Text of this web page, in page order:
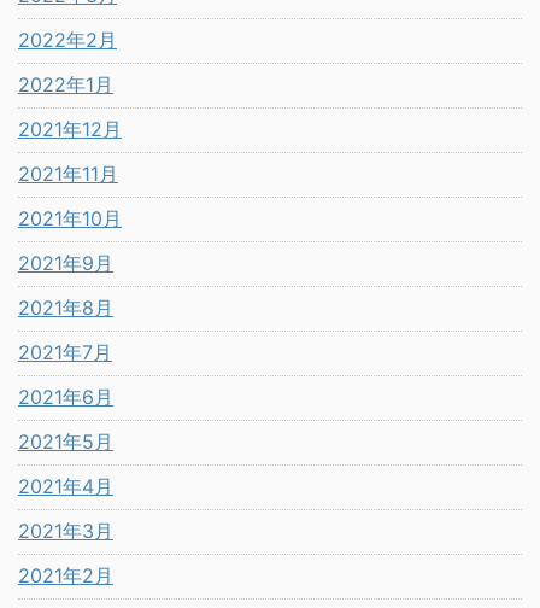
2022年2月
2022年1月
2021年12月
2021年11月
2021年10月
2021年9月
2021年8月
2021年7月
2021年6月
2021年5月
2021年4月
2021年3月
2021年2月